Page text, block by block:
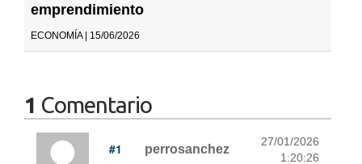
emprendimiento
ECONOMÍA | 15/06/2026
1 Comentario
#1 perrosanchez
27/01/2026
1:20:26